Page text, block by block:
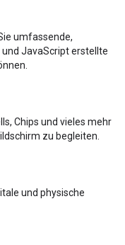
umfassende,
und JavaScript erstellte
Chips und vieles mehr
zu begleiten.
und physische